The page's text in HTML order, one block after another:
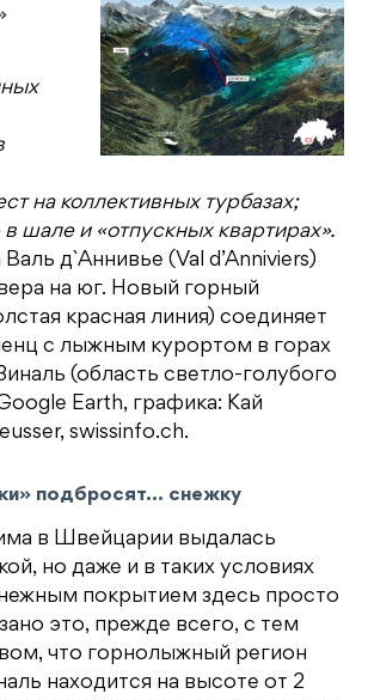
на коллективных турбазах;
в шале и «отпускных квартирах».
д`Аннивье (Val d’Anniviers)
на юг. Новый горный
красная линия) соединяет
с лыжным курортом в горах
(область светло-голубого
Earth, графика: Кай
swissinfo.ch.
подбросят… снежку
в Швейцарии выдалась
но даже и в таких условиях
покрытием здесь просто
это, прежде всего, с тем
что горнолыжный регион
находится на высоте от 2